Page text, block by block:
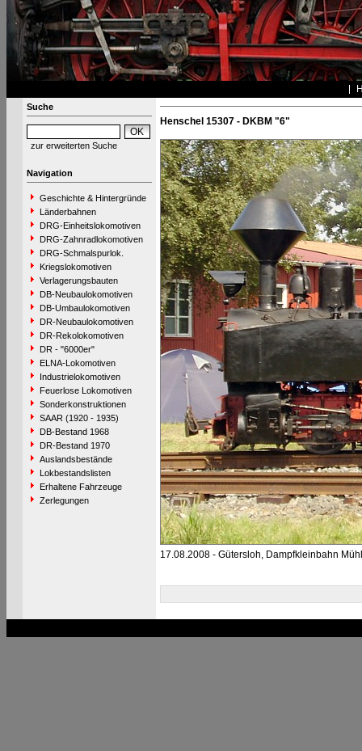
Suche
zur erweiterten Suche
Navigation
Geschichte & Hintergründe
Länderbahnen
DRG-Einheitslokomotiven
DRG-Zahnradlokomotiven
DRG-Schmalspurlok.
Kriegslokomotiven
Verlagerungsbauten
DB-Neubaulokomotiven
DB-Umbaulokomotiven
DR-Neubaulokomotiven
DR-Rekolokomotiven
DR - "6000er"
ELNA-Lokomotiven
Industrielokomotiven
Feuerlose Lokomotiven
Sonderkonstruktionen
SAAR (1920 - 1935)
DB-Bestand 1968
DR-Bestand 1970
Auslandsbestände
Lokbestandslisten
Erhaltene Fahrzeuge
Zerlegungen
Henschel 15307 - DKBM "6"
17.08.2008 - Gütersloh, Dampfkleinbahn